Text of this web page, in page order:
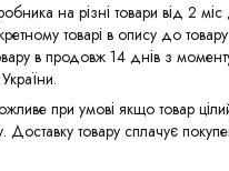
на різні товари від 2
товарі в опису до
в продовж 14 днів з
при умові якщо товар
Доставку товару сплачує